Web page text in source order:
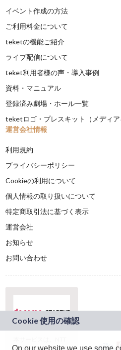
イベント作成の方法
ご利用料金について
teketの機能ご紹介
ライブ配信について
teket利用者様の声・導入事例
資料・マニュアル
登録済み劇場・ホール一覧
teketロゴ・プレスキット（メディア
運営会社情報
利用規約
プライバシーポリシー
Cookieの利用について
個人情報の取り扱いについて
特定商取引法に基づく表示
運営会社
お知らせ
お問い合わせ
ドコモグループの新
On our website we use some